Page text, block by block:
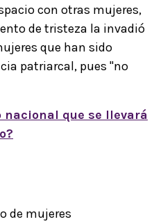
con otras mujeres,
de tristeza la invadió
que han sido
patriarcal, pues "no
nacional que se llevará
de mujeres